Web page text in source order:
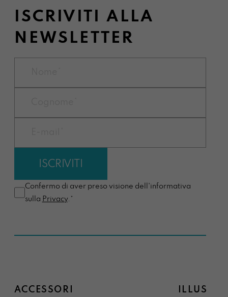
ISCRIVITI ALLA
NEWSLETTER
Confermo di aver preso visione dell'informativa
sulla Privacy.*
ACCESSORI